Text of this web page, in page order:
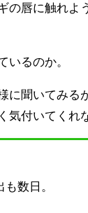
の唇に触れよ
いるのか。
に聞いてみる
気付いてくれ
数日。